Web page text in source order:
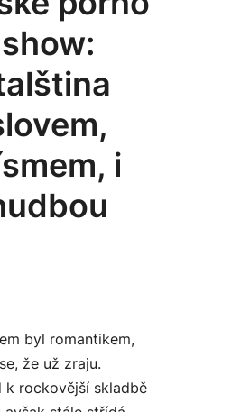
show:
i
byl romantikem,
že už zraju.
k rockovější skladbě